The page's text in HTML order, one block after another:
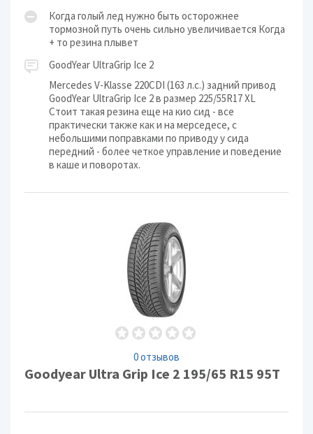
Когда голый лед нужно быть осторожнее
тормозной путь очень сильно увеличивается Когда
+ то резина плывет
GoodYear UltraGrip Ice 2
Mercedes V-Klasse 220CDI (163 л.с.) задний привод
GoodYear UltraGrip Ice 2 в размер 225/55R17 XL
Стоит такая резина еще на кио сид - все
практически также как и на мерседесе, с
небольшими поправками по приводу у сида
передний - более четкое управление и поведение
в каше и поворотах.
0 отзывов
Goodyear Ultra Grip Ice 2 195/65 R15 95T